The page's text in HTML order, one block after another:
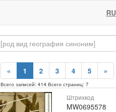
RU
« 1 2 3 4 5 »
Всего записей: 414 Всего страниц: 7
Штрихкод
MW0695578